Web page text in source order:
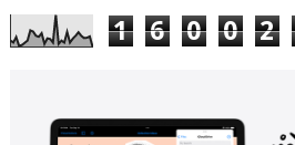
1 6 0 0 2